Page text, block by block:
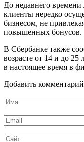
До недавнего
клиенты нередко
бизнесом, не
повышенных бонусов.
В Сбербанке также
возрасте от 14 и до 25
в настоящее время в
Добавить комментарий
Имя
*
Email
*
Сайт